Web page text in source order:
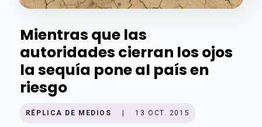
Mientras que las
autoridades cierran los ojos
la sequía pone al país en
riesgo
RÉPLICA DE MEDIOS 13 OCT. 2015